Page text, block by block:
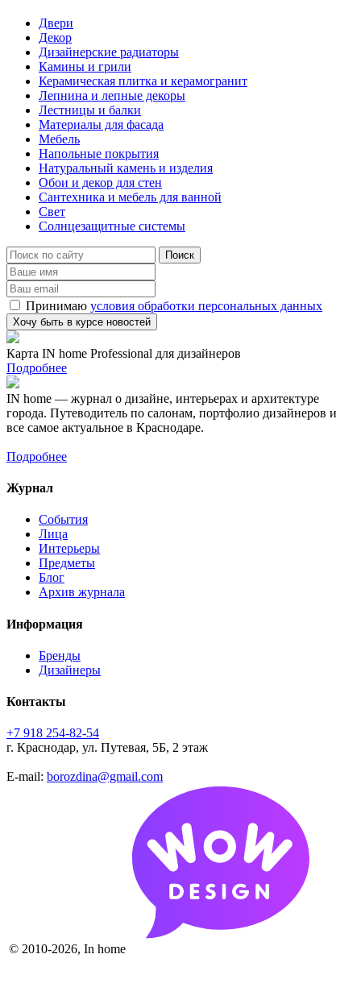
Двери
Декор
Дизайнерские радиаторы
Камины и грили
Керамическая плитка и керамогранит
Лепнина и лепные декоры
Лестницы и балки
Материалы для фасада
Мебель
Напольные покрытия
Натуральный камень и изделия
Обои и декор для стен
Сантехника и мебель для ванной
Свет
Солнцезащитные системы
Принимаю условия обработки персональных данных
Карта IN home Professional для дизайнеров
Подробнее
IN home — журнал о дизайне, интерьерах и архитектуре
города. Путеводитель по салонам, портфолио дизайнеров и
все самое актуальное в Краснодаре.
Подробнее
Журнал
События
Лица
Интерьеры
Предметы
Блог
Архив журнала
Информация
Бренды
Дизайнеры
Контакты
+7 918 254-82-54
г. Краснодар, ул. Путевая, 5Б, 2 этаж
E-mail: borozdina@gmail.com
© 2010-2026, In home